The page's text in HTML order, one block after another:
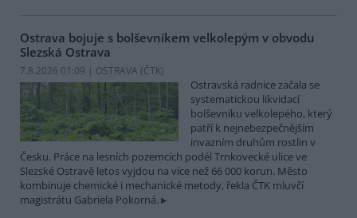
Ostrava bojuje s bolševníkem velkolepým v obvodu
Slezská Ostrava
7.8.2026 01:09 | OSTRAVA (ČTK)
Ostravská radnice začala se
systematickou likvidací
bolševníku velkolepého, který
patří k nejnebezpečnějším
invazním druhům rostlin v
Česku. Práce na lesních pozemcích podél Trnkovecké ulice ve
Slezské Ostravě letos vyjdou na více než 66 000 korun. Město
kombinuje chemické i mechanické metody, řekla ČTK mluvčí
magistrátu Gabriela Pokorná.